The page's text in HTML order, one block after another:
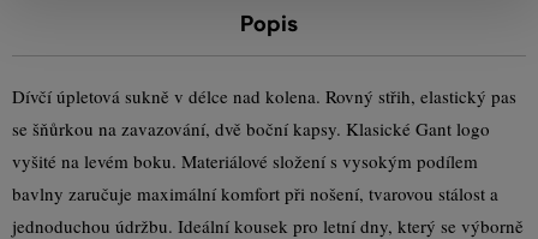
Popis
Dívčí úpletová sukně v délce nad kolena. Rovný střih, elastický pas
se šňůrkou na zavazování, dvě boční kapsy. Klasické Gant logo
vyšité na levém boku. Materiálové složení s vysokým podílem
bavlny zaručuje maximální komfort při nošení, tvarovou stálost a
jednoduchou údržbu. Ideální kousek pro letní dny, který se výborně